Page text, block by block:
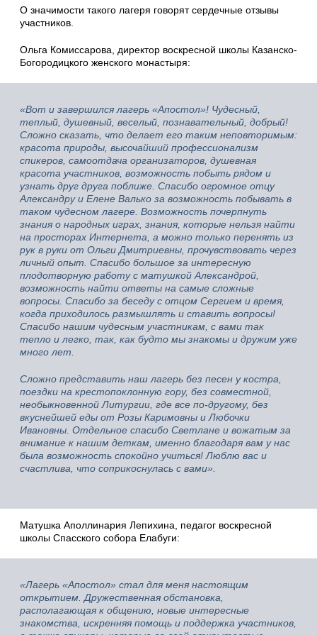
О значимости такого лагеря говорят сердечные отзывы
участников.
Ольга Комиссарова, директор воскресной школы Казанско-
Богородицкого женского монастыря:
«Вот и завершился лагерь «Апостол»! Чудесный,
теплый, душевный, веселый, познавательный, добрый!
Сложно сказать, что делает его таким неповторимым:
красота природы, высочайший профессионализм
спикеров, самоотдача организаторов, душевная
красота участников, возможность побыть рядом и
узнать друг друга поближе. Спасибо огромное отцу
Александру и Елене Валько за возможность побывать в
таком чудесном лагере. Возможность почерпнуть
знания о народных играх, знания, которые нельзя найти
на просторах Интернета, а можно только перенять из
рук в руки от Ольги Дмитриевны, прочувствовать через
личный опыт. Спасибо большое за интересную
плодотворную работу с матушкой Александрой,
возможность найти ответы на самые сложные
вопросы. Спасибо за беседу с отцом Сергием и время,
когда приходилось размышлять и ставить вопросы!
Спасибо нашим чудесным участникам, с вами так
тепло и легко, так, как будто мы знакомы и дружим уже
много лет.
Сложно представить наш лагерь без песен у костра,
поездки на крестопоклонную гору, без совместной,
необыкновенной Литургии, где все по-другому, без
вкуснейшей еды от Розы Каримовны и Любочки
Ивановны. Отдельное спасибо Светлане и вожатым за
внимание к нашим деткам, именно благодаря вам у нас
была возможность спокойно учиться! Люблю вас и
счастлива, что соприкоснулась с вами».
Матушка Аполлинария Лепихина, педагог воскресной
школы Спасского собора Елабуги:
«Лагерь «Апостол» стал для меня настоящим
открытием. Дружественная обстановка,
располагающая к общению, новые интересные
знакомства, искренняя помощь и поддержка участников,